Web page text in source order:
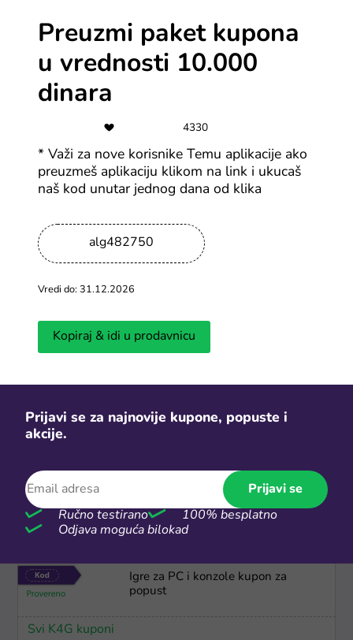
-3%
Kupon za 3% popusta na poklon
kartice
-10%
Kupon za 10% na sve - igrice,
software i drugo
Svi Gameseal kuponi
-15%
Kupon za 15% popusta na sve
softvere
10.000 dinara
Svi Temu kuponi
Igre za PC i konzole kupon za
popust
Svi K4G kuponi
Preuzmi paket kupona
u vrednosti 10.000
dinara
4330
* Važi za nove korisnike Temu aplikacije ako
preuzmeš aplikaciju klikom na link i ukucaš
naš kod unutar jednog dana od klika
alg482750
Vredi do: 31.12.2026
Kopiraj & idi u prodavnicu
Prijavi se za najnovije kupone, popuste i
akcije.
Prijavi se
Ručno testirano
100% besplatno
Odjava moguća bilokad